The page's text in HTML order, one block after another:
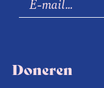
Doneren